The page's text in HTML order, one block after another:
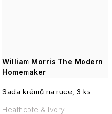
William Morris The Modern
Homemaker
Sada krémů na ruce, 3 ks
Heathcote & Ivory ...